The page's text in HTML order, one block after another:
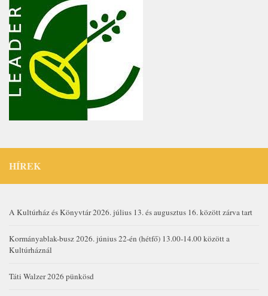
HÍREK
A Kultúrház és Könyvtár 2026. július 13. és augusztus 16. között zárva tart
Kormányablak-busz 2026. június 22-én (hétfő) 13.00-14.00 között a
Kultúrháznál
Táti Walzer 2026 pünkösd